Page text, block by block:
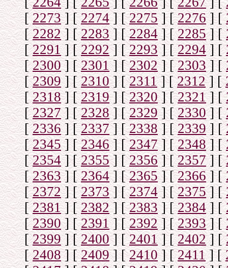
[2273] [2274] [2275] [2276] [
[2282] [2283] [2284] [2285] [
[2291] [2292] [2293] [2294] [
[2300] [2301] [2302] [2303] [
[2309] [2310] [2311] [2312] [
[2318] [2319] [2320] [2321] [
[2327] [2328] [2329] [2330] [
[2336] [2337] [2338 ] [2339] [
[2345] [2346] [2347] [2348] [
[2354] [2355] [2356] [2357] [
[2363] [2364] [2365] [2366] [
[2372] [2373] [2374] [2375] [
[2381] [2382] [2383 ] [2384] [
[2390] [2391] [2392] [2393] [
[2399] [2400] [2401] [2402] [
[2408] [2409] [2410] [2411] [